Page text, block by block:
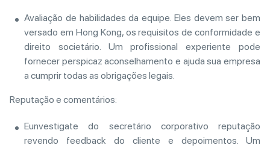
Avaliação de habilidades da equipe. Eles devem ser bem
versado em Hong Kong, os requisitos de conformidade e
direito societário. Um profissional experiente pode
fornecer perspicaz aconselhamento e ajuda sua empresa
a cumprir todas as obrigações legais.
Reputação e comentários:
Eunvestigate do secretário corporativo reputação
revendo feedback do cliente e depoimentos. Um